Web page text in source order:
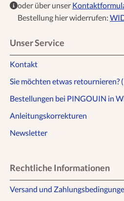
oder über unser
Bestellung hier widerrufen:
Unser Service
Kontakt
Sie möchten etwas retournieren?
Bestellungen bei PINGOUIN in
Anleitungskorrekturen
Newsletter
Rechtliche Informationen
Versand und